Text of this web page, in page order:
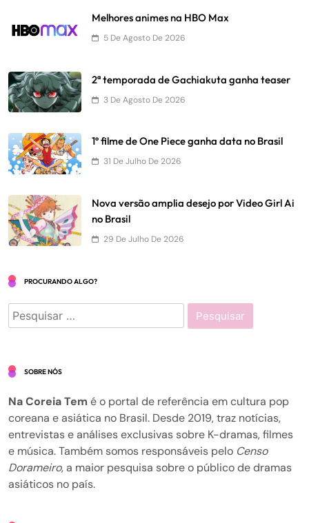
Melhores animes na HBO Max
5 De Agosto De 2026
2ª temporada de Gachiakuta ganha teaser
3 De Agosto De 2026
1º filme de One Piece ganha data no Brasil
31 De Julho De 2026
Nova versão amplia desejo por Video Girl Ai
no Brasil
29 De Julho De 2026
PROCURANDO ALGO?
Pesquisar
por:
SOBRE NÓS
Na Coreia Tem é o portal de referência em cultura pop
coreana e asiática no Brasil. Desde 2019, traz notícias,
entrevistas e análises exclusivas sobre K-dramas, filmes
e música. Também somos responsáveis pelo Censo
Dorameiro, a maior pesquisa sobre o público de dramas
asiáticos no país.